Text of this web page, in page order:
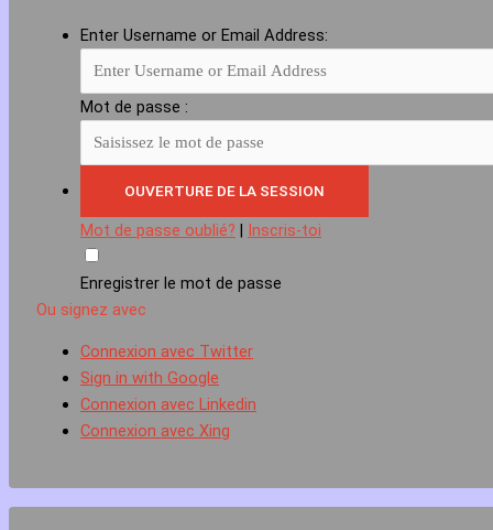
Enter Username or Email Address:
Mot de passe :
Mot de passe oublié? | Inscris-toi
Enregistrer le mot de passe
Ou signez avec
Connexion avec Twitter
Sign in with Google
Connexion avec Linkedin
Connexion avec Xing